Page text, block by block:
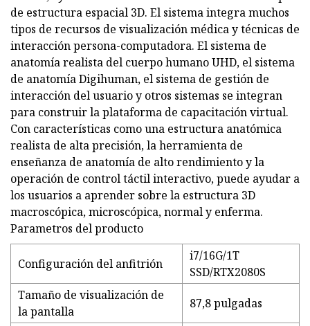
de estructura espacial 3D. El sistema integra muchos
tipos de recursos de visualización médica y técnicas de
interacción persona-computadora. El sistema de
anatomía realista del cuerpo humano UHD, el sistema
de anatomía Digihuman, el sistema de gestión de
interacción del usuario y otros sistemas se integran
para construir la plataforma de capacitación virtual.
Con características como una estructura anatómica
realista de alta precisión, la herramienta de
enseñanza de anatomía de alto rendimiento y la
operación de control táctil interactivo, puede ayudar a
los usuarios a aprender sobre la estructura 3D
macroscópica, microscópica, normal y enferma.
Parametros del producto
Configuración del anfitrión
i7/16G/1T
SSD/RTX2080S
Tamaño de visualización de
la pantalla
87,8 pulgadas